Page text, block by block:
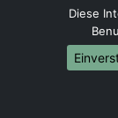
Impressum
Datenschutz
Diese